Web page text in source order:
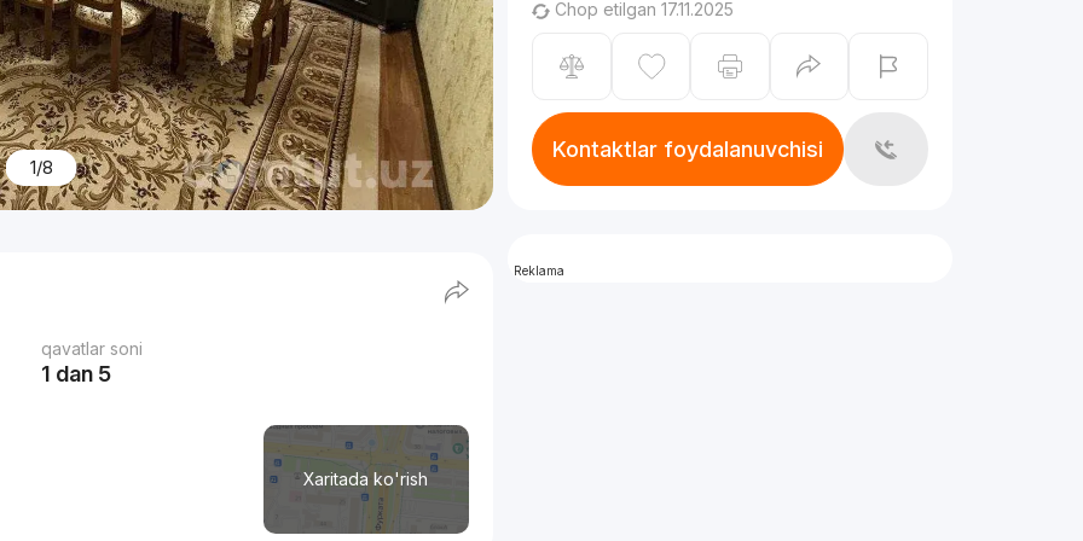
1/8
qavatlar soni
1 dan 5
Xaritada ko'rish
Chop etilgan 17.11.2025
Kontaktlar foydalanuvchisi
Reklama